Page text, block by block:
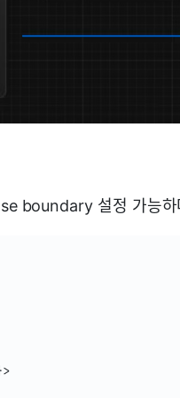
boundary 설정 가능하
>